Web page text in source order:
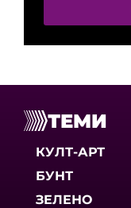
ТЕМИ
КУЛТ-АРТ
БУНТ
ЗЕЛЕНО